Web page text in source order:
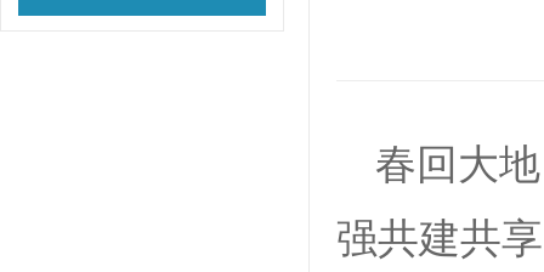
春回大
强共建共